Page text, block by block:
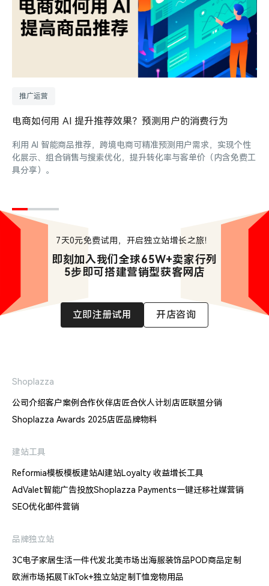
推广运营
电商如何用 AI 提升推荐效果？预测用户的消费行为
利用 AI 智能商品推荐，跨境电商可精准预测用户需求，实现个性
化展示、组合销售与搜索优化，提升转化率与客单价（内含免费工
具分享）。
7天0元免费试用，开启独立站增长之旅！
即刻加入我们全球65W+卖家行列
5步即可搭建营销型获客网店
立即注册试用 开店咨询
Shoplazza
公司介绍客户案例合作伙伴店匠合伙人计划店匠联盟分销
Shoplazza Awards 2025店匠品牌物料
建站工具
Reformia模板模板建站AI建站Loyalty 收益增长工具
AdValet智能广告投放Shoplazza Payments一键迁移社媒营销
SEO优化邮件营销
品牌独立站
3C电子家居生活一件代发北美市场出海服装饰品POD商品定制
欧洲市场拓展TikTok+独立站定制T恤宠物用品